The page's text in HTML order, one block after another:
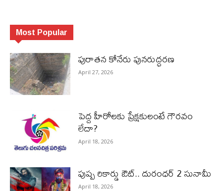
Most Popular
పురాత‌న కోనేరు పున‌రుద్ధ‌ర‌ణ
April 27, 2026
పెద్ద హీరోల‌కు ప్రేక్ష‌కులంటే గౌర‌వం
లేదా?
April 18, 2026
పుష్ప రికార్డు ఔట్‌.. దురంధ‌ర్ 2 సునామీ
April 18, 2026